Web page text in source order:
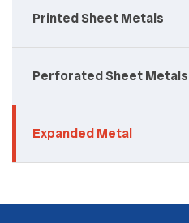
Printed Sheet Metals
Perforated Sheet Metals
Expanded Metal